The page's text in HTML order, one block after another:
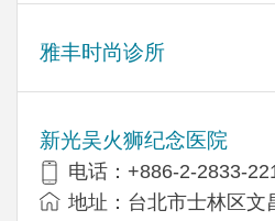
雅丰时尚诊所
新光吴火狮纪念医院
电话：+886-2-2833-
地址：台北市士林区文